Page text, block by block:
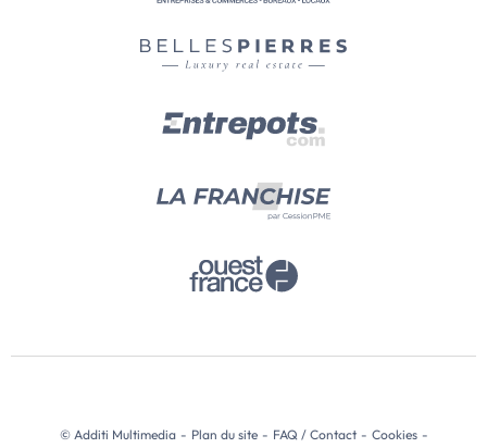
© Additi Multimedia - Plan du site - FAQ / Contact - Cookies -